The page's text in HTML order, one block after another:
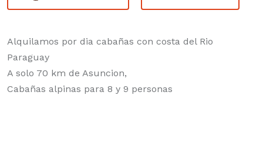
Alquilamos por dia cabañas con costa del Rio
Paraguay
A solo 70 km de Asuncion,
Cabañas alpinas para 8 y 9 personas